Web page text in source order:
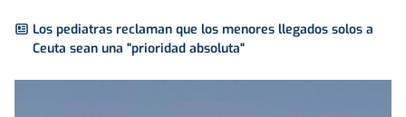
Los pediatras reclaman que los menores llegados solos a
Ceuta sean una "prioridad absoluta"